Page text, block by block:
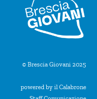
© Brescia Giovani 2025
powered by il Calabrone